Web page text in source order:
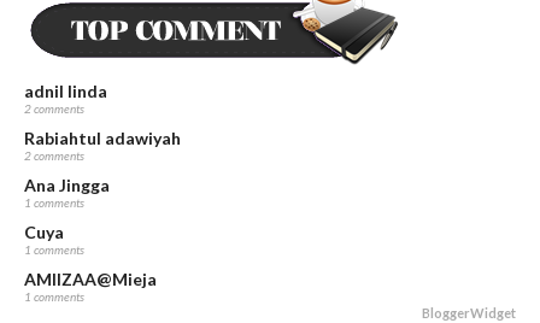
Dapur FiezaSani - Resipi Hati Ayam Goreng
Kunyit
adnil linda
2 comments
Rabiahtul adawiyah
2 comments
Ana Jingga
1 comments
Cuya
1 comments
AMIIZAA@Mieja
1 comments
BloggerWidget